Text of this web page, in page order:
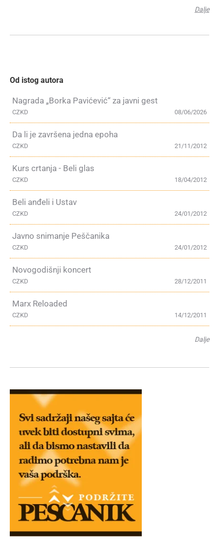
Dalje
Od istog autora
Nagrada „Borka Pavićević“ za javni gest
08/06/2026
CZKD
Da li je završena jedna epoha
21/11/2012
CZKD
Kurs crtanja - Beli glas
18/04/2012
CZKD
Beli anđeli i Ustav
24/01/2012
CZKD
Javno snimanje Peščanika
24/01/2012
CZKD
Novogodišnji koncert
28/12/2011
CZKD
Marx Reloaded
14/12/2011
CZKD
Dalje